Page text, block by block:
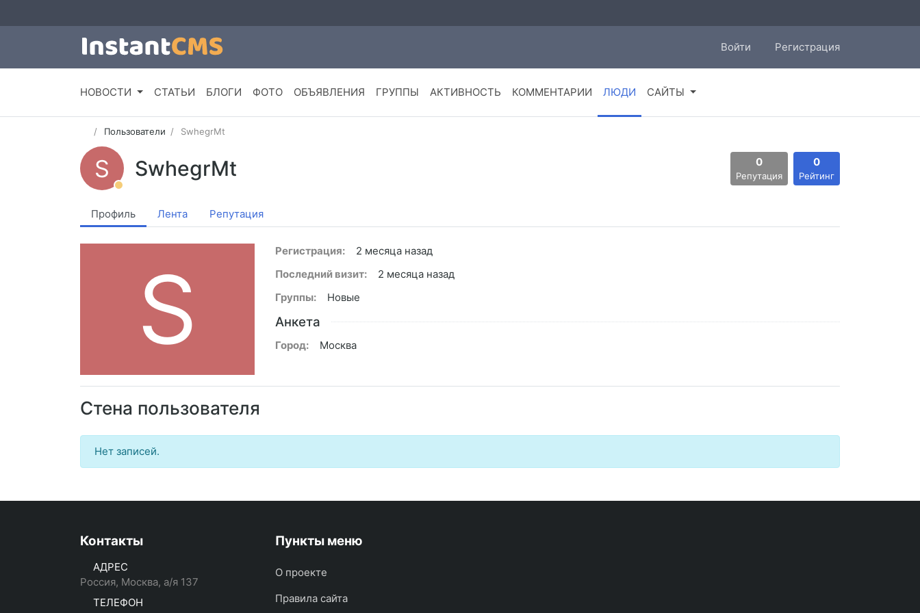
Войти Регистрация
НОВОСТИ СТАТЬИ БЛОГИ ФОТО ОБЪЯВЛЕНИЯ ГРУППЫ АКТИВНОСТЬ КОММЕНТАРИИ ЛЮДИ САЙТЫ
Пользователи SwhegrMt
S SwhegrMt 0
Репутация
0
Рейтинг
Профиль Лента Репутация
S
Регистрация:
2 месяца назад
Последний визит:
2 месяца назад
Группы:
Новые
Анкета
Город: Москва
Стена пользователя
Нет записей.
Контакты
АДРЕС
Россия, Москва, а/я 137
ТЕЛЕФОН
Пункты меню
О проекте
Правила сайта